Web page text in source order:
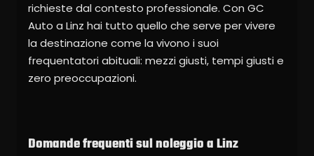
richieste dal contesto professionale. Con GC
Auto a Linz hai tutto quello che serve per vivere
la destinazione come la vivono i suoi
frequentatori abituali: mezzi giusti, tempi giusti e
zero preoccupazioni.
Domande frequenti sul noleggio a Linz